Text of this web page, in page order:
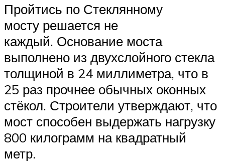
Пройтись по Стеклянному
мосту решается не
каждый. Основание моста
выполнено из двухслойного стекла
толщиной в 24 миллиметра, что в
25 раз прочнее обычных оконных
стёкол. Строители утверждают, что
мост способен выдержать нагрузку
800 килограмм на квадратный
метр.